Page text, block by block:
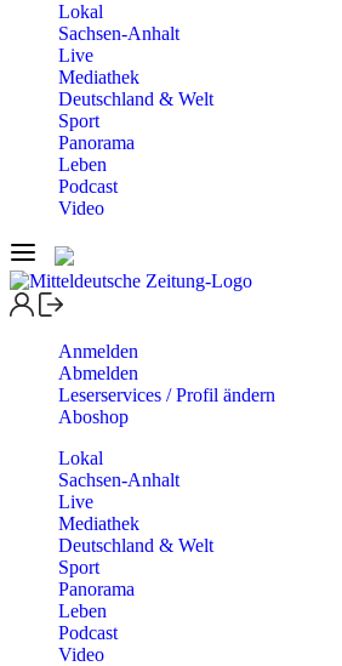
Lokal
Sachsen-Anhalt
Live
Mediathek
Deutschland & Welt
Sport
Panorama
Leben
Podcast
Video
Anmelden
Abmelden
Leserservices / Profil ändern
Aboshop
Lokal
Sachsen-Anhalt
Live
Mediathek
Deutschland & Welt
Sport
Panorama
Leben
Podcast
Video